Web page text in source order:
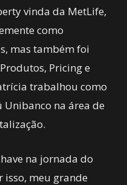
vinda da MetLife,
como
mas também foi
Pricing e
trabalhou como
na área de
na jornada do
isso, meu grande